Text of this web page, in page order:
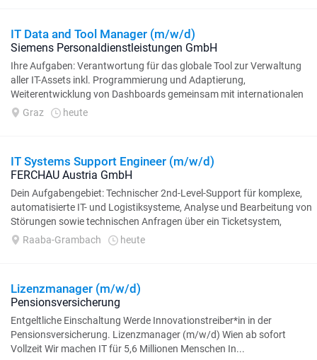
IT Data and Tool Manager (m/w/d)
Siemens Personaldienstleistungen GmbH
Ihre Aufgaben: Verantwortung für das globale Tool zur Verwaltung
aller IT-Assets inkl. Programmierung und Adaptierung,
Weiterentwicklung von Dashboards gemeinsam mit internationalen
Cybersecurity-Verantwortlichen...
Graz heute
IT Systems Support Engineer (m/w/d)
FERCHAU Austria GmbH
Dein Aufgabengebiet: Technischer 2nd-Level-Support für komplexe,
automatisierte IT- und Logistiksysteme, Analyse und Bearbeitung von
Störungen sowie technischen Anfragen über ein Ticketsystem,
Durchführung von Fehleranalysen...
Raaba-Grambach heute
Lizenzmanager (m/w/d)
Pensionsversicherung
Entgeltliche Einschaltung Werde Innovationstreiber*in in der
Pensionsversicherung. Lizenzmanager (m/w/d) Wien ab sofort
Vollzeit Wir machen IT für 5,6 Millionen Menschen In...